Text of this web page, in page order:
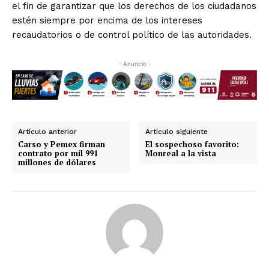
el fin de garantizar que los derechos de los ciudadanos
estén siempre por encima de los intereses
recaudatorios o de control político de las autoridades.
- Anuncio -
Artículo anterior
Carso y Pemex firman
contrato por mil 991
millones de dólares
Artículo siguiente
El sospechoso favorito:
Monreal a la vista